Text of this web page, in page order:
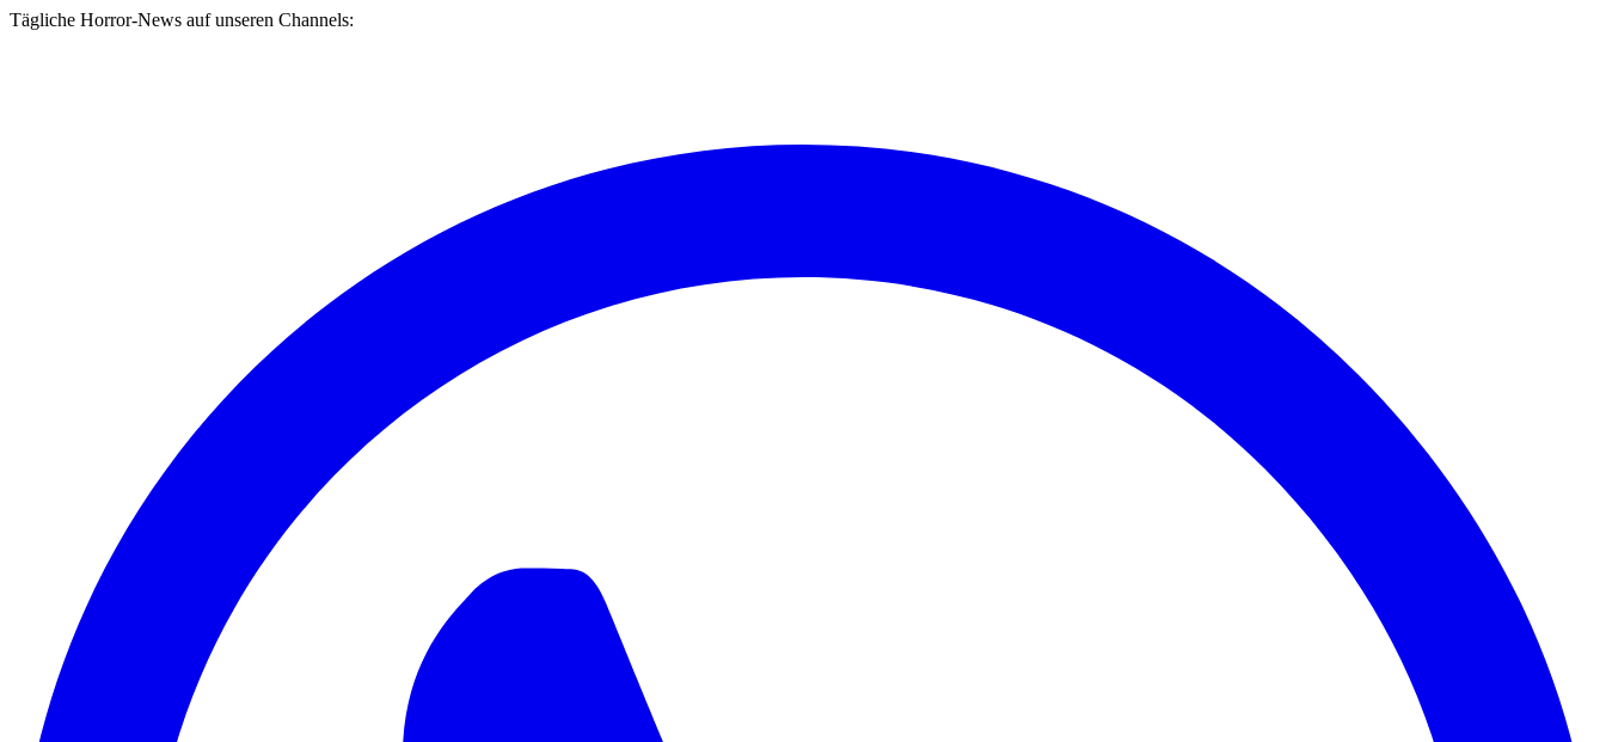
Tägliche Horror-News auf unseren Channels: